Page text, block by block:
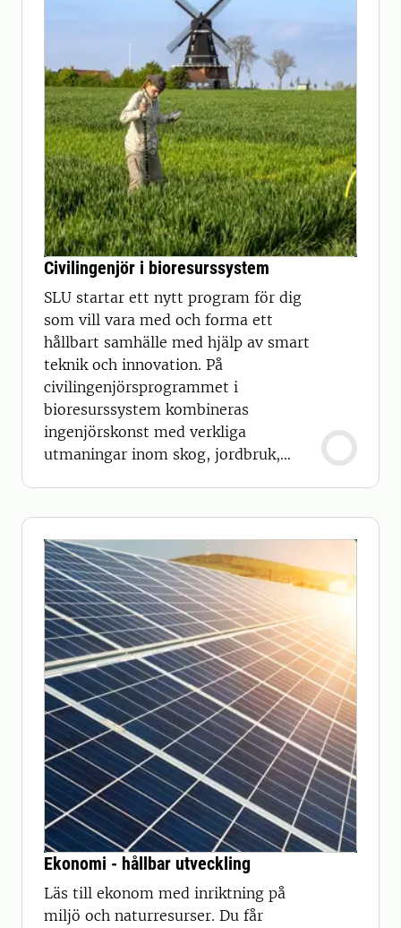
Civilingenjör i bioresurssystem
SLU startar ett nytt program för dig
som vill vara med och forma ett
hållbart samhälle med hjälp av smart
teknik och innovation. På
civilingenjörsprogrammet i
bioresurssystem kombineras
ingenjörskonst med verkliga
utmaningar inom skog, jordbruk,
förankring i de gröna näringarna och
hög efterfrågan på arbetsmarknaden.
Ekonomi - hållbar utveckling
Läs till ekonom med inriktning på
miljö och naturresurser. Du får